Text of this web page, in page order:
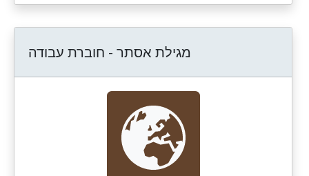
מגילת אסתר - חוברת עבודה